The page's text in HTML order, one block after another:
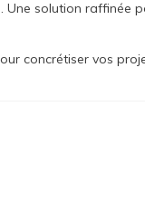
solution raffinée
concrétiser vos